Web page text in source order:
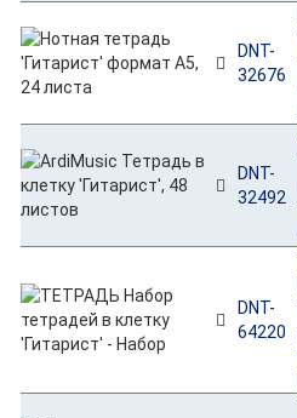
DNT-
32676
DNT-
32492
DNT-
64220